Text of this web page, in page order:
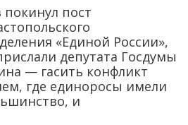
покинул пост
«Единой России»,
депутата Госдумы
— гасить конфликт
где единоросы имели
и